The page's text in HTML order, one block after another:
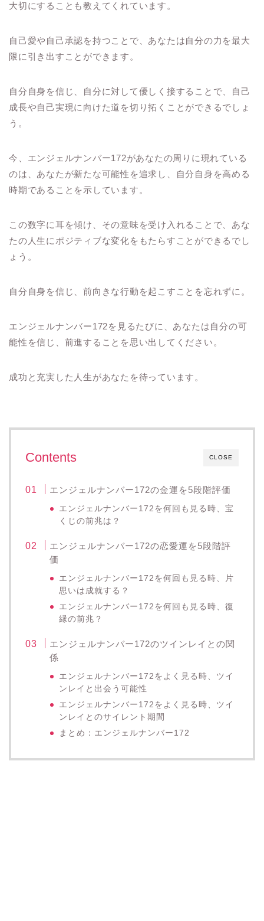
大切にすることも教えてくれています。
自己愛や自己承認を持つことで、あなたは自分の力を最大
限に引き出すことができます。
自分自身を信じ、自分に対して優しく接することで、自己
成長や自己実現に向けた道を切り拓くことができるでしょ
う。
今、エンジェルナンバー172があなたの周りに現れている
のは、あなたが新たな可能性を追求し、自分自身を高める
時期であることを示しています。
この数字に耳を傾け、その意味を受け入れることで、あな
たの人生にポジティブな変化をもたらすことができるでし
ょう。
自分自身を信じ、前向きな行動を起こすことを忘れずに。
エンジェルナンバー172を見るたびに、あなたは自分の可
能性を信じ、前進することを思い出してください。
成功と充実した人生があなたを待っています。
CLOSE
Contents
エンジェルナンバー172の金運を5段階評価
エンジェルナンバー172を何回も見る時、宝
くじの前兆は？
エンジェルナンバー172の恋愛運を5段階評
価
エンジェルナンバー172を何回も見る時、片
思いは成就する？
エンジェルナンバー172を何回も見る時、復
縁の前兆？
エンジェルナンバー172のツインレイとの関
係
エンジェルナンバー172をよく見る時、ツイ
ンレイと出会う可能性
エンジェルナンバー172をよく見る時、ツイ
ンレイとのサイレント期間
まとめ：エンジェルナンバー172